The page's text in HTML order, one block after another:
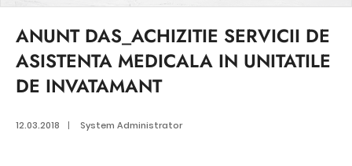
ANUNT DAS_ACHIZITIE SERVICII DE
ASISTENTA MEDICALA IN UNITATILE
DE INVATAMANT
12.03.2018 | System Administrator